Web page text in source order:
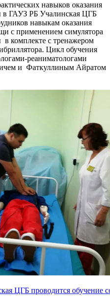
навыков оказания
в ГАУЗ РБ Учалинская ЦГБ
навыкам оказания
с применением симулятора
в комплекте с тренажером
Цикл обучения
реаниматологами
и Фаткуллиным Айратом
ЦГБ проводится обучение